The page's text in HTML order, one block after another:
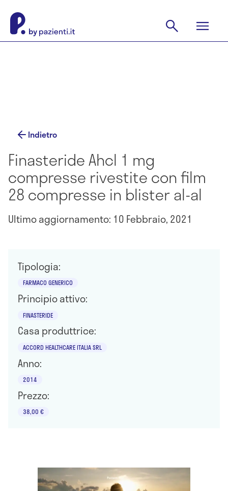
Indietro
Finasteride Ahcl 1 mg
compresse rivestite con film
28 compresse in blister al-al
Ultimo aggiornamento: 10 Febbraio, 2021
Tipologia:
FARMACO GENERICO
Principio attivo:
FINASTERIDE
Casa produttrice:
ACCORD HEALTHCARE ITALIA SRL
Anno:
2014
Prezzo:
38,00 €